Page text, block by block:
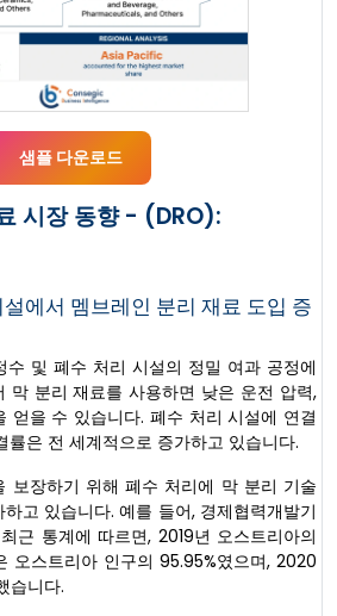
샘플 다운로드
시장 동향 - (DRO):
에서 멤브레인 분리 재료 도입 증
수 및 폐수 처리 시설의 정밀 여과 공정에
막 분리 재료를 사용하면 낮은 운전 압력,
얻을 수 있습니다. 폐수 처리 시설에 연결
률은 전 세계적으로 증가하고 있습니다.
보장하기 위해 폐수 처리에 막 분리 기술
고 있습니다. 예를 들어, 경제협력개발기
근 통계에 따르면, 2019년 오스트리아의
오스트리아 인구의 95.95%였으며, 2020
습니다.